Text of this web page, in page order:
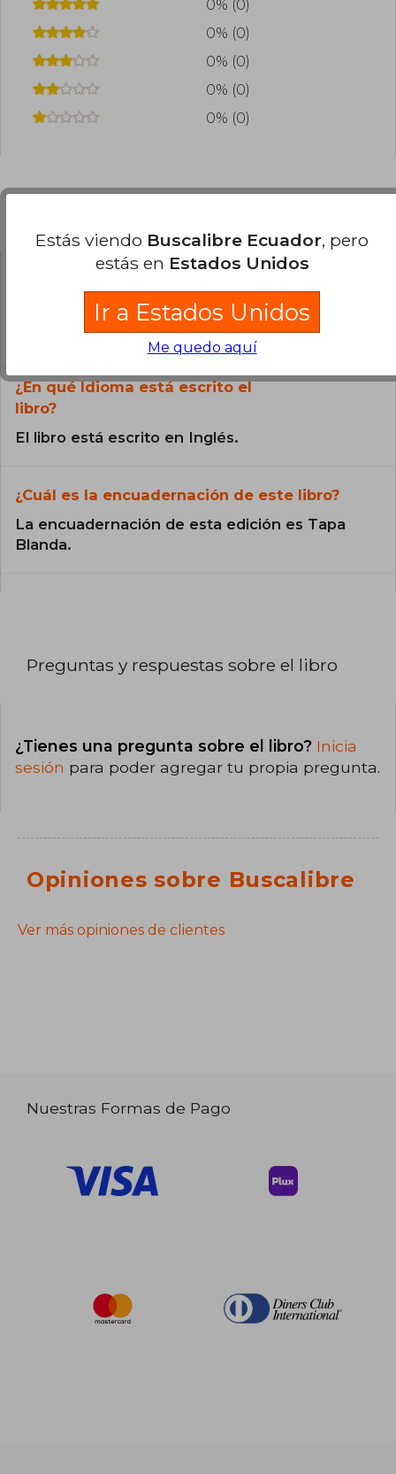
0% (0)
0% (0)
0% (0)
0% (0)
0% (0)
¿El libro es original?
Todos los libros de nuestro
catálogo son Originales.
¿En qué Idioma está escrito el
libro?
El libro está escrito en Inglés.
¿Cuál es la encuadernación de este libro?
La encuadernación de esta edición es Tapa
Blanda.
Preguntas y respuestas sobre el libro
¿Tienes una pregunta sobre el libro? Inicia
sesión para poder agregar tu propia pregunta.
Opiniones sobre Buscalibre
Ver más opiniones de clientes
Nuestras Formas de Pago
Estás viendo Buscalibre Ecuador, pero
estás en Estados Unidos
Ir a Estados Unidos
Me quedo aquí